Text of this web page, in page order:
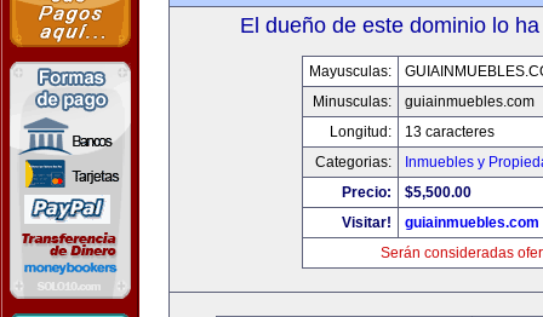
El dueño de este dominio lo
Mayusculas:
Minusculas:
guiainmuebles.com
Longitud:
13 caracteres
Categorias:
Inmuebles y
Precio:
$5,500.00
Visitar!
guiainmuebles.com
Serán consideradas